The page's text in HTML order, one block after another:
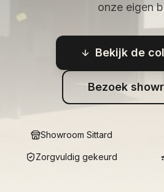
onze eigen
Bekijk de
Bezoek
Showroom Sittard
Zorgvuldig gekeurd